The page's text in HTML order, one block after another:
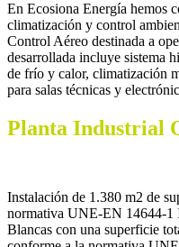
En Ecosiona Energía hemos
climatización y control
Control Aéreo destinada a
desarrollada incluye sistema
de frío y calor, climatización
para salas técnicas y
Planta Industrial
Instalación de 1.380 m2 de
normativa UNE-EN 14644-1
Blancas con una superficie